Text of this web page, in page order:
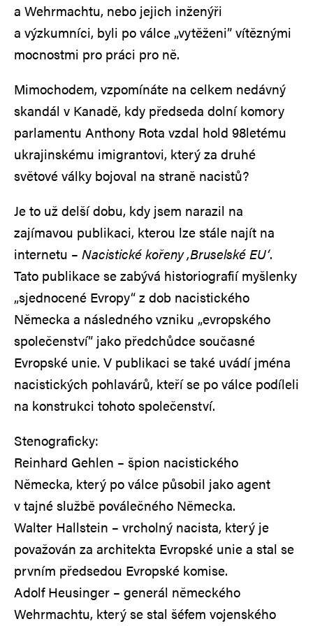
a Wehrmachtu, nebo jejich inženýři
a výzkumníci, byli po válce „vytěženi” vítěznými
mocnostmi pro práci pro ně.
Mimochodem, vzpomínáte na celkem nedávný
skandál v Kanadě, kdy předseda dolní komory
parlamentu Anthony Rota vzdal hold 98letému
ukrajinskému imigrantovi, který za druhé
světové války bojoval na straně nacistů?
Je to už delší dobu, kdy jsem narazil na
zajímavou publikaci, kterou lze stále najít na
internetu – Nacistické kořeny ‚Bruselské EU‘.
Tato publikace se zabývá historiografií myšlenky
„sjednocené Evropy“ z dob nacistického
Německa a následného vzniku „evropského
společenství” jako předchůdce současné
Evropské unie. V publikaci se také uvádí jména
nacistických pohlavárů, kteří se po válce podíleli
na konstrukci tohoto společenství.
Stenograficky:
Reinhard Gehlen – špion nacistického
Německa, který po válce působil jako agent
v tajné službě poválečného Německa.
Walter Hallstein – vrcholný nacista, který je
považován za architekta Evropské unie a stal se
prvním předsedou Evropské komise.
Adolf Heusinger – generál německého
Wehrmachtu, který se stal šéfem vojenského